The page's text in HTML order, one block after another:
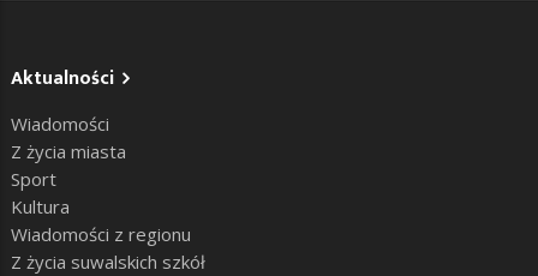
Aktualności
Wiadomości
Z życia miasta
Sport
Kultura
Wiadomości z regionu
Z życia suwalskich szkół